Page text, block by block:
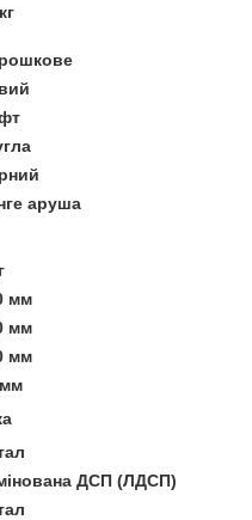
аруша
мм
мм
мм
ДСП (ЛДСП)